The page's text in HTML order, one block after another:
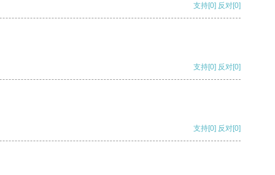
支持[0] 反对[0]
支持[0] 反对[0]
支持[0] 反对[0]